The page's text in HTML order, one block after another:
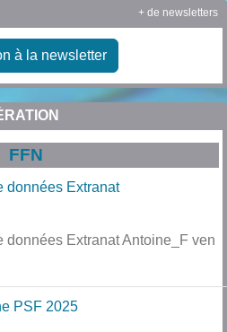
à la newsletter
+ de newsletters
FFN
données Extranat
données Extranat Antoine_F ven
PSF 2025